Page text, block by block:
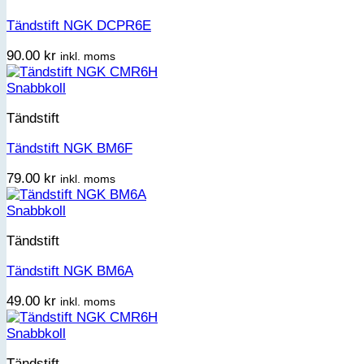
Tändstift NGK DCPR6E
90.00 kr inkl. moms
Snabbkoll
Tändstift
Tändstift NGK BM6F
79.00 kr inkl. moms
Snabbkoll
Tändstift
Tändstift NGK BM6A
49.00 kr inkl. moms
Snabbkoll